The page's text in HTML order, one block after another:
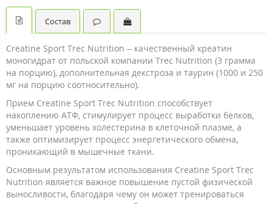
Состав
Creatine Sport Trec Nutrition – качественный креатин
моногидрат от польской компании Trec Nutrition (3 грамма
на порцию), дополнительная декстроза и таурин (1000 и 250
мг на порцию соотносительно).
Прием Creatine Sport Trec Nutrition способствует
накоплению АТФ, стимулирует процесс выработки белков,
уменьшает уровень холестерина в клеточной плазме, а
также оптимизирует процесс энергетического обмена,
проникающий в мышечные ткани.
Основным результатом использования Creatine Sport Trec
Nutrition является важное повышение пустой физической
выносливости, благодаря чему он может тренироваться